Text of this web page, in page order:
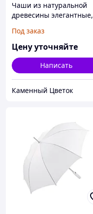
Чаши из натуральной
древесины элегантные,
предметы,
подчеркивающие
природную красоту и
тепло дерева
Под заказ
Цену уточняйте
Написать
Каменный Цветок